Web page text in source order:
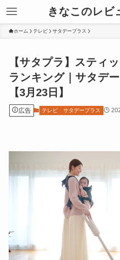
きなこのレビ
ホーム テレビ サタデープラス
【サタプラ】スティ
ランキング｜サタデ
【3月23日】
広告 テレビ サタデープラス